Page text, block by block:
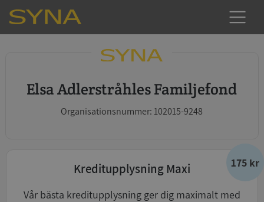
Elsa Adlerstråhles Familjefond
Organisationsnummer: 102015-9248
175 kr
Kreditupplysning Maxi
Vår bästa kreditupplysning ger dig maximalt med